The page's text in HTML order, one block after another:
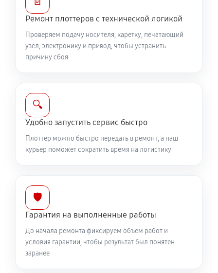
Ремонт плоттеров с технической логикой
Проверяем подачу носителя, каретку, печатающий
узел, электронику и привод, чтобы устранить
причину сбоя
🔍
Удобно запустить сервис быстро
Плоттер можно быстро передать в ремонт, а наш
курьер поможет сократить время на логистику
🛡️
Гарантия на выполненные работы
До начала ремонта фиксируем объём работ и
условия гарантии, чтобы результат был понятен
заранее